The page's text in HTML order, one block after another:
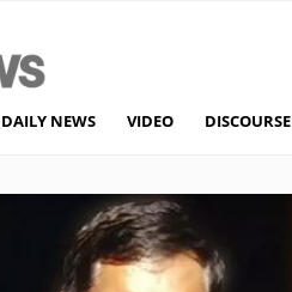
DAILY NEWS VIDEO DISCOURSE